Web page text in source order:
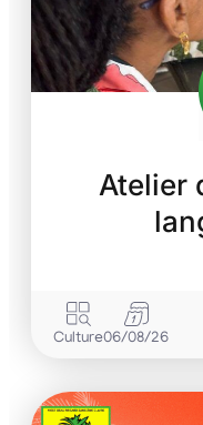
Atelier
Culture06/08/26